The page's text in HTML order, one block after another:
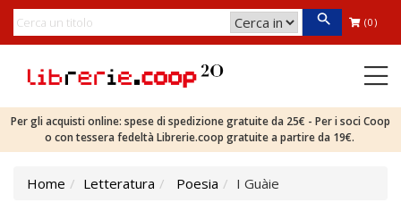
(0)
Per gli acquisti online: spese di spedizione gratuite da 25€ - Per i soci Coop
o con tessera fedeltà Librerie.coop gratuite a partire da 19€.
Home Letteratura Poesia I Guàie